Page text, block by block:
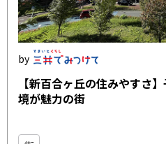
【新百合ヶ丘の住みやすさ
境が魅力の街